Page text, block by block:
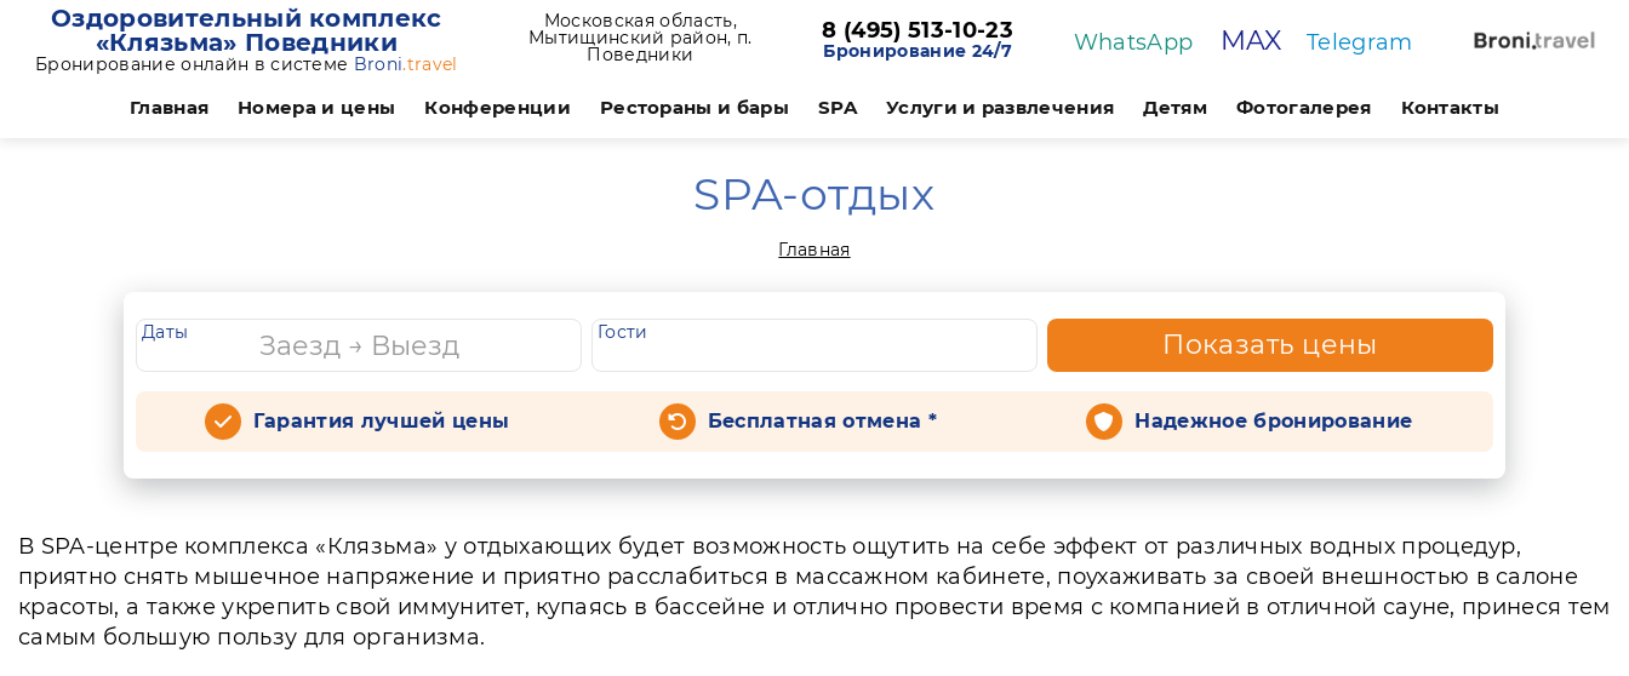
Оздоровительный комплекс
«Клязьма» Поведники
Бронирование онлайн в системе Broni.travel
Московская область,
Мытищинский район, п.
Поведники
8 (495) 513-10-23
Бронирование 24/7 WhatsApp MAX Telegram
Главная Номера и цены Конференции Рестораны и бары SPA Услуги и развлечения Детям Фотогалерея Контакты
SPA-отдых
Главная
Даты Гости Показать цены
Гарантия лучшей цены Бесплатная отмена * Надежное бронирование
В SPA-центре комплекса «Клязьма» у отдыхающих будет возможность ощутить на себе эффект от различных водных процедур,
приятно снять мышечное напряжение и приятно расслабиться в массажном кабинете, поухаживать за своей внешностью в салоне
красоты, а также укрепить свой иммунитет, купаясь в бассейне и отлично провести время с компанией в отличной сауне, принеся тем
самым большую пользу для организма.